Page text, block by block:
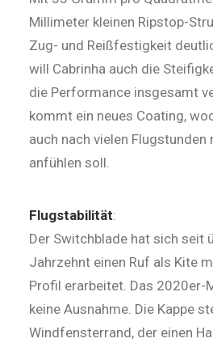
Millimeter kleinen Ripstop-
Zug- und Reißfestigkeit
will Cabrinha auch die
die Performance insgesamt
kommt ein neues Coating,
auch nach vielen Flugstunden
anfühlen soll.
Flugstabilität:
Der Switchblade hat sich seit
Jahrzehnt einen Ruf als Kite
Profil erarbeitet. Das 2020er-
keine Ausnahme. Die Kappe
Windfensterrand, der einen